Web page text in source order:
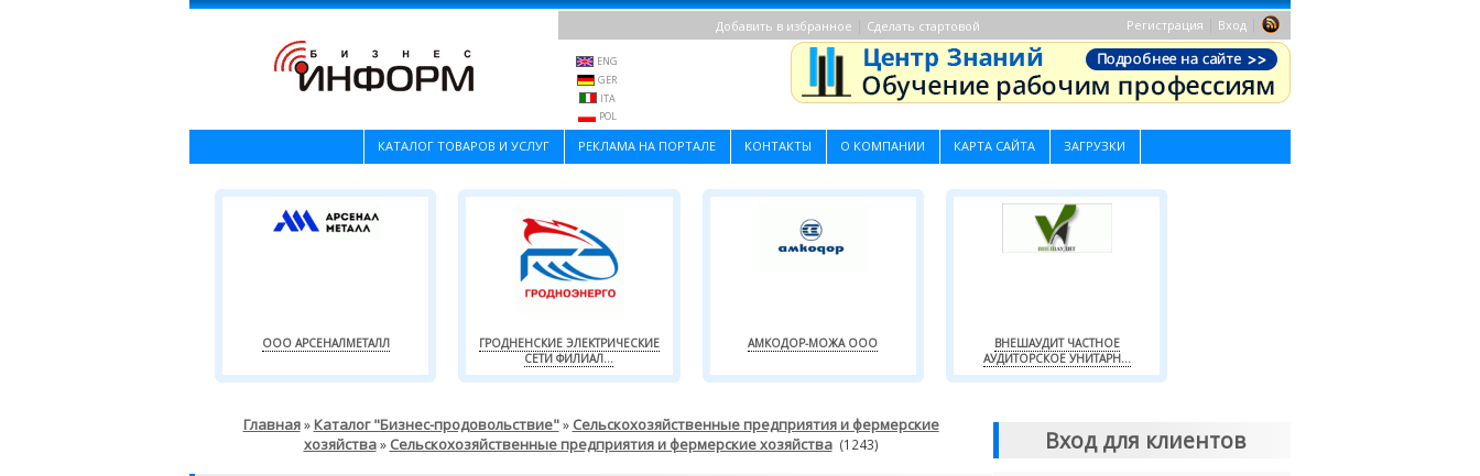
Регистрация Вход
Добавить в избранное Сделать стартовой
ENG
GER
ITA
POL
КАТАЛОГ ТОВАРОВ И УСЛУГ РЕКЛАМА НА ПОРТАЛЕ КОНТАКТЫ О КОМПАНИИ КАРТА САЙТА ЗАГРУЗКИ
ООО АРСЕНАЛМЕТАЛЛ
ГРОДНЕНСКИЕ ЭЛЕКТРИЧЕСКИЕ
СЕТИ ФИЛИАЛ...
АМКОДОР-МОЖА ООО
ВНЕШАУДИТ ЧАСТНОЕ
АУДИТОРСКОЕ УНИТАРН...
Главная» Каталог "Бизнес-продовольствие"» Сельскохозяйственные предприятия и фермерские
хозяйства» Сельскохозяйственные предприятия и фермерские хозяйства(1243) Вход для клиентов